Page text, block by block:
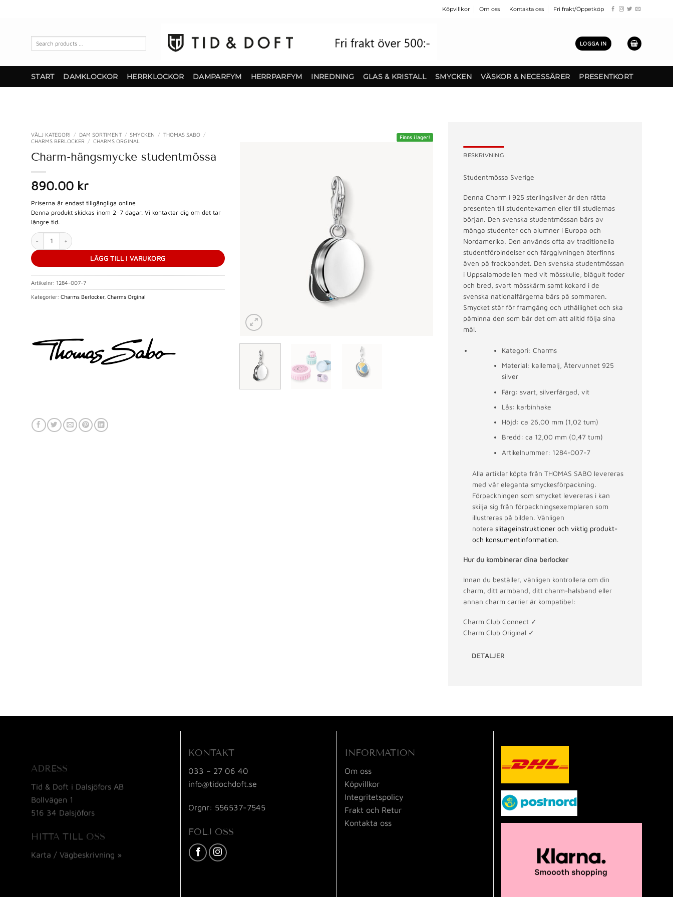
Köpvillkor Om oss Kontakta oss Fri frakt/Öppetköp
LOGGA IN
START DAMKLOCKOR HERRKLOCKOR DAMPARFYM HERRPARFYM INREDNING GLAS & KRISTALL SMYCKEN VÄSKOR & NECESSÄRER PRESENTKORT
VÄLJ KATEGORI / DAM SORTIMENT / SMYCKEN / THOMAS SABO /
CHARMS BERLOCKER
/ CHARMS ORGINAL
Charm-hängsmycke studentmössa
890.00 kr
Priserna är endast tillgängliga online
Denna produkt skickas inom 2–7 dagar. Vi kontaktar dig om det tar
längre tid.
Charm-hängsmycke studentmössa mängd
LÄGG TILL I VARUKORG
Artikelnr: 1284-007-7
Kategorier: Charms Berlocker, Charms Orginal
Finns i lager!
BESKRIVNING
Studentmössa Sverige
Denna Charm i 925 sterlingsilver är den rätta
presenten till studentexamen eller till studiernas
början. Den svenska studentmössan bärs av
många studenter och alumner i Europa och
Nordamerika. Den används ofta av traditionella
studentförbindelser och färggivningen återfinns
även på frackbandet. Den svenska studentmössan
i Uppsalamodellen med vit mösskulle, blågult foder
och bred, svart mösskärm samt kokard i de
svenska nationalfärgerna bärs på sommaren.
Smycket står för framgång och uthållighet och ska
påminna den som bär det om att alltid följa sina
mål.
Kategori: Charms
Material: kallemalj, Återvunnet 925
silver
Färg: svart, silverfärgad, vit
Lås: karbinhake
Höjd: ca 26,00 mm (1,02 tum)
Bredd: ca 12,00 mm (0,47 tum)
Artikelnummer: 1284-007-7
Alla artiklar köpta från THOMAS SABO levereras
med vår eleganta smyckesförpackning.
Förpackningen som smycket levereras i kan
skilja sig från förpackningsexemplaren som
illustreras på bilden. Vänligen
noteraslitageinstruktioner och viktig produkt-
och konsumentinformation.
Hur du kombinerar dina berlocker
Innan du beställer, vänligen kontrollera om din
charm, ditt armband, ditt charm-halsband eller
annan charm carrier är kompatibel:
Charm Club Connect ✓
Charm Club Original ✓
DETALJER
ADRESS
Tid & Doft i Dalsjöfors AB
Bollvägen 1
516 34 Dalsjöfors
HITTA TILL OSS
Karta / Vägbeskrivning »
KONTAKT
033 – 27 06 40
info@tidochdoft.se
Orgnr: 556537-7545
FÖLJ OSS
INFORMATION
Om oss
Köpvillkor
Integritetspolicy
Frakt och Retur
Kontakta oss